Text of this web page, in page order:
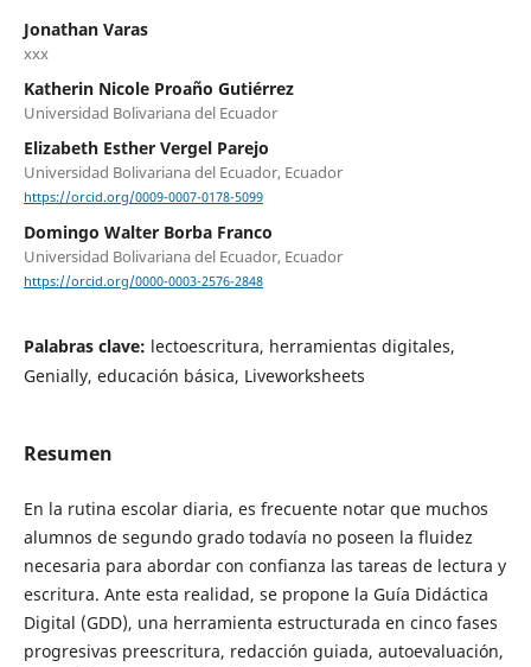
Jonathan Varas
xxx
Katherin Nicole Proaño Gutiérrez
Universidad Bolivariana del Ecuador
Elizabeth Esther Vergel Parejo
Universidad Bolivariana del Ecuador, Ecuador
https://orcid.org/0009-0007-0178-5099
Domingo Walter Borba Franco
Universidad Bolivariana del Ecuador, Ecuador
https://orcid.org/0000-0003-2576-2848
Palabras clave: lectoescritura, herramientas digitales,
Genially, educación básica, Liveworksheets
Resumen
En la rutina escolar diaria, es frecuente notar que muchos
alumnos de segundo grado todavía no poseen la fluidez
necesaria para abordar con confianza las tareas de lectura y
escritura. Ante esta realidad, se propone la Guía Didáctica
Digital (GDD), una herramienta estructurada en cinco fases
progresivas preescritura, redacción guiada, autoevaluación,